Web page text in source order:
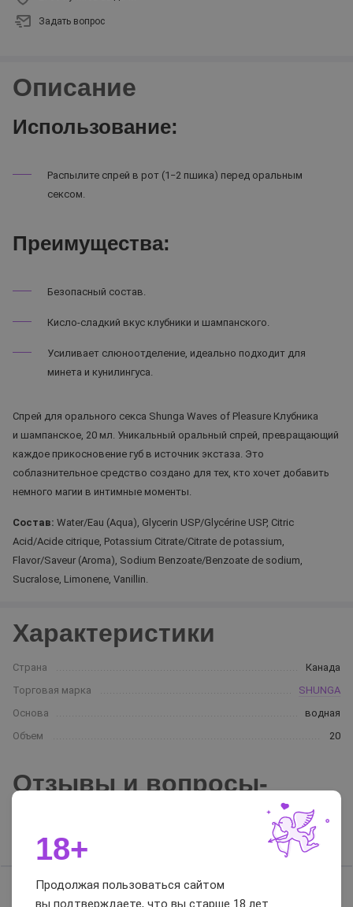
Задать вопрос
Описание
Использование:
Распылите спрей в рот (1−2 пшика) перед оральным
сексом.
Преимущества:
Безопасный состав.
Кисло-сладкий вкус клубники и шампанского.
Усиливает слюноотделение, идеально подходит для
минета и кунилингуса.
Спрей для орального секса Shunga Waves of Pleasure Клубника
и шампанское, 20 мл. Уникальный оральный спрей, превращающий
каждое прикосновение губ в источник экстаза. Это
соблазнительное средство создано для тех, кто хочет добавить
немного магии в интимные моменты.
Состав: Water/Eau (Aqua), Glycerin USP/Glycérine USP, Citric
Acid/Acide citrique, Potassium Citrate/Citrate de potassium,
Flavor/Saveur (Aroma), Sodium Benzoate/Benzoate de sodium,
Sucralose, Limonene, Vanillin.
Характеристики
Страна
Канада
Торговая марка
SHUNGA
Основа
водная
Объем
20
Отзывы и вопросы-
Отзывы Вопросы-ответы
Отзывов нет, будьте первым
18+
Продолжая пользоваться сайтом
вы подтверждаете, что вы старше 18 лет